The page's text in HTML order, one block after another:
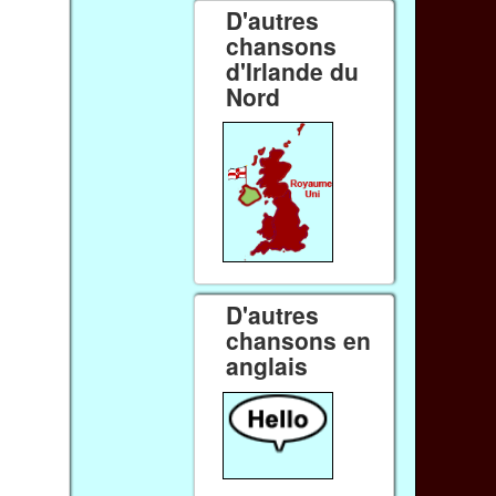
D'autres
chansons
d'Irlande du
Nord
D'autres
chansons en
anglais